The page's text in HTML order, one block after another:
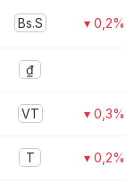
Bs.S ▾ 0,2%
₫
VT ▾ 0,3%
T ▾ 0,2%